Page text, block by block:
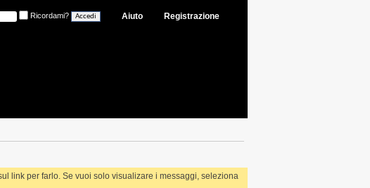
Registrazione
Aiuto
Ricordami?
link per farlo. Se vuoi solo visualizare i messaggi, seleziona